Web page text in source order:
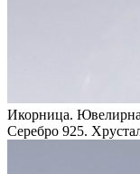
Икорница.
Серебро 925.